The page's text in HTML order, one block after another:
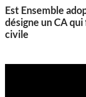
Est Ensemble
désigne un CA
civile